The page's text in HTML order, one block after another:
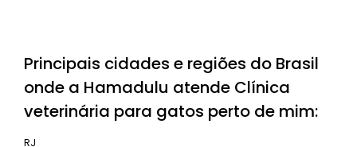
Principais cidades e regiões do Brasil
onde a Hamadulu atende Clínica
veterinária para gatos perto de mim:
RJ